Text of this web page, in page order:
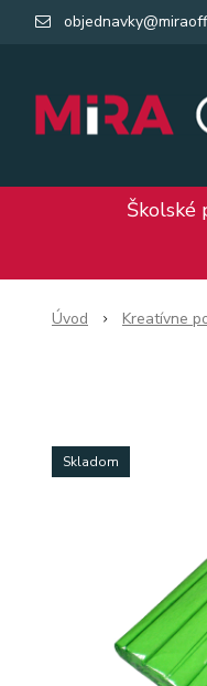
Školské
Úvod Kreatívne
Skladom